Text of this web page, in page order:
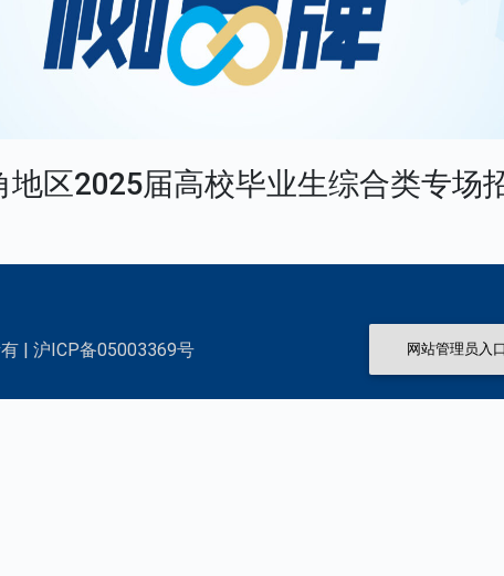
地区2025届高校毕业生综合类专场
| 沪ICP备05003369号 网站管理员入口